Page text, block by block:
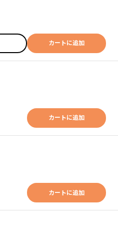
カートに追加
カートに追加
カートに追加